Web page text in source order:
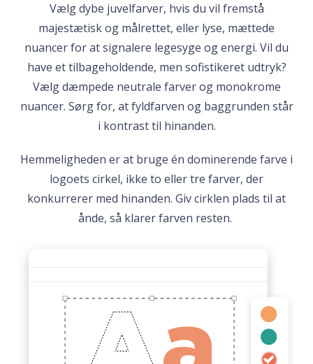
Vælg dybe juvelfarver, hvis du vil fremstå
majestætisk og målrettet, eller lyse, mættede
nuancer for at signalere legesyge og energi. Vil du
have et tilbageholdende, men sofistikeret udtryk?
Vælg dæmpede neutrale farver og monokrome
nuancer. Sørg for, at fyldfarven og baggrunden står
i kontrast til hinanden.
Hemmeligheden er at bruge én dominerende farve i
logoets cirkel, ikke to eller tre farver, der
konkurrerer med hinanden. Giv cirklen plads til at
ånde, så klarer farven resten.